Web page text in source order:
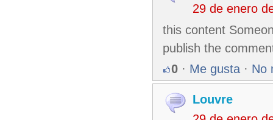
29 de enero
this content
publish the
0 · Me gusta · No
Louvre